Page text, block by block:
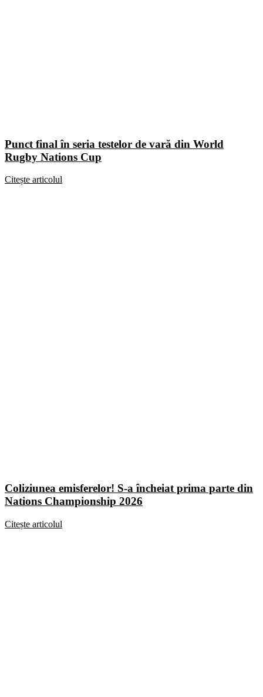
Punct final în seria testelor de vară din World
Rugby Nations Cup
Citește articolul
Coliziunea emisferelor! S-a încheiat prima parte din
Nations Championship 2026
Citește articolul